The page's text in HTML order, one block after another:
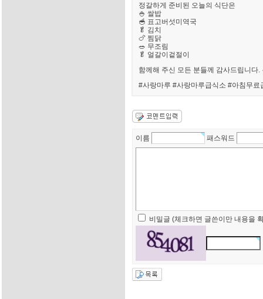
정갈하게 준비된 오늘의 식단은
🍚 쌀밥
🥣 표고버섯미역국
🥬 김치
🍗 찜닭
🥗 무조림
🥬 얼갈이겉절이
함께해 주신 모든 분들께 감사드립니다.
#사랑마루 #사랑마루급식소 #아침무
이름 패스워드
비밀글 (체크하면 글쓴이만 내용을